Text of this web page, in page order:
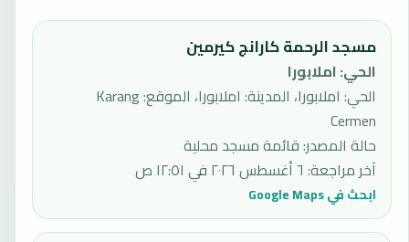
مسجد الرحمة كارانج كيرمين
الحي:املابورا
الحي: املابورا، المدينة: املابورا، الموقع: Karang
Cermen
حالة المصدر:قائمة مسجد محلية
آخر مراجعة: ٦ أغسطس ٢٠٢٦ في ١٢:٥١ ص
ابحث في Google Maps